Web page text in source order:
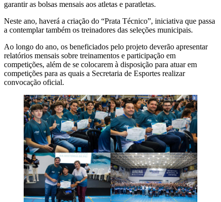
garantir as bolsas mensais aos atletas e paratletas.
Neste ano, haverá a criação do “Prata Técnico”, iniciativa que passa
a contemplar também os treinadores das seleções municipais.
Ao longo do ano, os beneficiados pelo projeto deverão apresentar
relatórios mensais sobre treinamentos e participação em
competições, além de se colocarem à disposição para atuar em
competições para as quais a Secretaria de Esportes realizar
convocação oficial.